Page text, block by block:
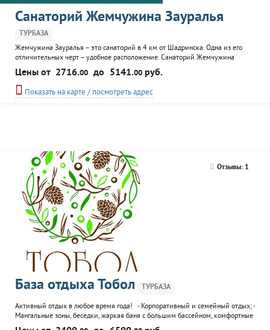
Санаторий Жемчужина Зауралья
ТУРБАЗА
Жемчужина Зауралья – это санаторий в 4 км от Шадринска. Одна из его
отличительных черт – удобное расположение. Санаторий Жемчужина
Зауралья (Шадринск) располагает сапропелевыми грязями, взятыми из
озера. Они имеют в своем составе органические и неорганические
биологически активные вещества и газы, полезные для здоровья. С их
помощью в Жемчужине Зауралья (г. Шадринск) лечат...
Цены от 2716.00 до 5141.00 руб.
Показать на карте / посмотреть адрес
Отзывы: 1
База отдыха Тобол ТУРБАЗА
Активный отдых в любое время года! - Корпоративный и семейный отдых; -
Мангальные зоны, беседки, жаркая баня с большим бассейном, комфортные
номера, спортивные и игровые площадки; - Идеальная площадка для